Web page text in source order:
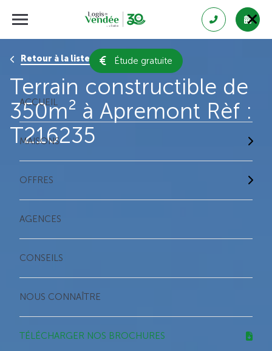
Étude gratuite
ACCUEIL
MAISONS
OFFRES
AGENCES
CONSEILS
NOUS CONNAÎTRE
TÉLÉCHARGER NOS BROCHURES
Retour à la liste des résultats
Terrain constructible de
350m² à Apremont Rèf :
T216235